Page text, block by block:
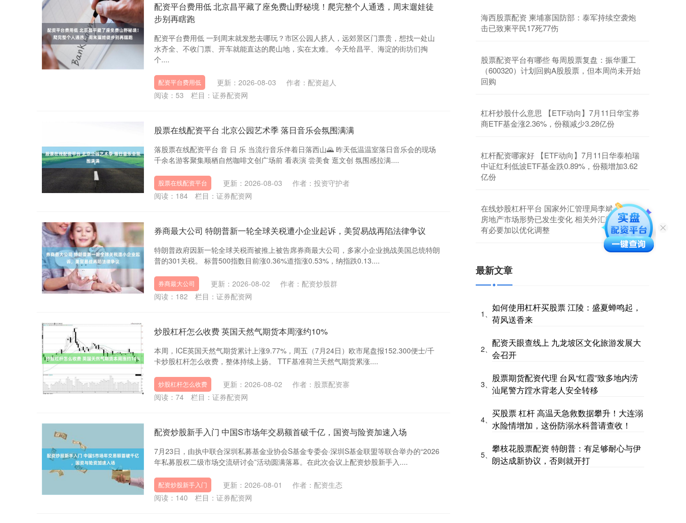
配资平台费用低 北京昌平藏了座免费山野秘境！爬完整个人通透，周末遛娃徒
步别再瞎跑
配资平台费用低 一到周末就发愁去哪玩？市区公园人挤人，远郊景区门票贵，想找一处山
水齐全、不收门票、开车就能直达的爬山地，实在太难。 今天给昌平、海淀的街坊们掏
个....
配资平台费用低 更新：2026-08-03
作者：配资超人
阅读： 53 栏目： 证券配资网
股票在线配资平台 北京公园艺术季 落日音乐会氛围满满
落股票在线配资平台 音 日 乐 当流行音乐伴着日落西山🌄 昨天低温温室落日音乐会的现场
千余名游客聚集顺栖自然咖啡文创广场前 看表演 尝美食 逛文创 氛围感拉满....
股票在线配资平台 更新：2026-08-03
作者：投资守护者
阅读： 184 栏目： 证券配资网
券商最大公司 特朗普新一轮全球关税遭小企业起诉，美贸易战再陷法律争议
特朗普政府因新一轮全球关税而被推上被告席券商最大公司，多家小企业挑战美国总统特朗
普的301关税。 标普500指数目前涨0.36%道指涨0.53%，纳指跌0.13....
券商最大公司 更新：2026-08-02
作者：配资炒股群
阅读： 182 栏目： 证券配资网
炒股杠杆怎么收费 英国天然气期货本周涨约10%
本周，ICE英国天然气期货累计上涨9.77%，周五（7月24日）欧市尾盘报152.300便士/千
卡炒股杠杆怎么收费，整体持续上扬。 TTF基准荷兰天然气期货累涨....
炒股杠杆怎么收费 更新：2026-08-02
作者：股票配资寨
阅读： 74 栏目： 证券配资网
配资炒股新手入门 中国S市场年交易额首破千亿，国资与险资加速入场
7月23日，由执中联合深圳私募基金业协会S基金专委会·深圳S基金联盟等联合举办的“2026
年私募股权二级市场交流研讨会”活动圆满落幕。在此次会议上配资炒股新手入....
配资炒股新手入门 更新：2026-08-01
作者：配资生态
阅读： 140 栏目： 证券配资网
海西股票配资 柬埔寨国防部：泰军持续空袭炮
击已致柬平民17死77伤
股票配资平台有哪些 每周股票复盘：振华重工
（600320）计划回购A股股票，但本周尚未开始
回购
杠杆炒股什么意思 【ETF动向】7月11日华宝券
商ETF基金涨2.36%，份额减少3.28亿份
杠杆配资哪家好 【ETF动向】7月11日华泰柏瑞
中证红利低波ETF基金跌0.89%，份额增加3.62
亿份
在线炒股杠杆平台 国家外汇管理局李斌：国内
房地产市场形势已发生变化 相关外汇管理措施
有必要加以优化调整
最新文章
1、
如何使用杠杆买股票 江陵：盛夏蝉鸣起，
荷风送香来
2、
配资天眼查线上 九龙坡区文化旅游发展大
会召开
3、
股票期货配资代理 台风“红霞”致多地内涝
汕尾警方蹚水背老人安全转移
4、
买股票 杠杆 高温天急救数据攀升！大连溺
水险情增加，这份防溺水科普请查收！
5、
攀枝花股票配资 特朗普：有足够耐心与伊
朗达成新协议，否则就开打